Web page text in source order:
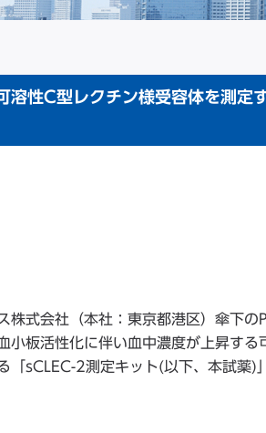
溶性C型レクチン様受容体を測
株式会社（本社：東京都港区）傘下
小板活性化に伴い血中濃度が上昇
「sCLEC-2測定キット(以下、本試薬)